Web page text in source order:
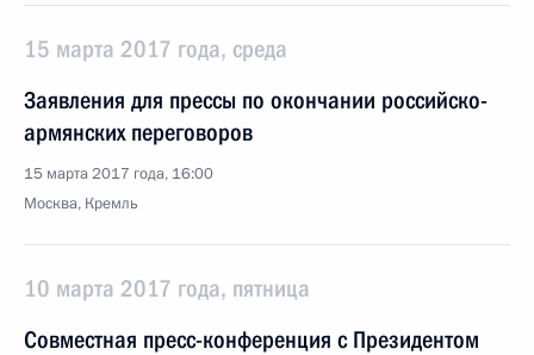
15 марта 2017 года, среда
Заявления для прессы по окончании российско-
армянских переговоров
15 марта 2017 года, 16:00
Москва, Кремль
10 марта 2017 года, пятница
Совместная пресс-конференция с Президентом